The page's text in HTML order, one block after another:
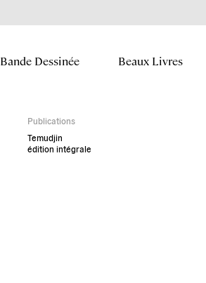
Bande Dessinée Beaux Livres
Publications
Temudjin
édition intégrale